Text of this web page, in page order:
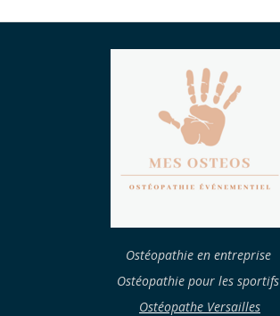
Ostéopathie en entreprise
Ostéopathie pour les sportifs
Ostéopathe Versailles